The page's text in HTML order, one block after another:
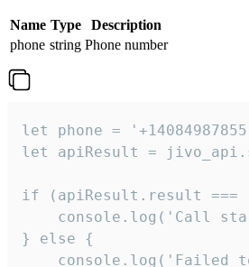
Name Type
Description
phone string Phone number
let phone =
let apiResult =
if (apiResult.result
console.log('Call
} else {
console.log('Failed